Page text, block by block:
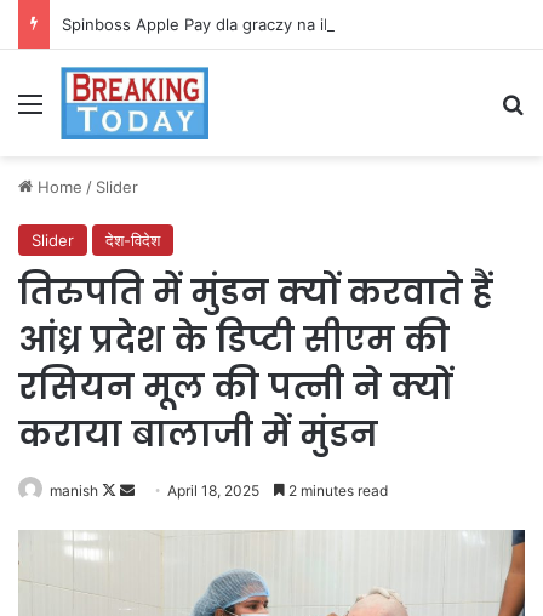
Spinboss Apple Pay dla graczy na iPhone
Menu
Home / Slider
Slider देश-विदेश
तिरुपति में मुंडन क्यों करवाते हैं
आंध्र प्रदेश के डिप्टी सीएम की
रसियन मूल की पत्नी ने क्यों
कराया बालाजी में मुंडन
manish
Follow
SendApril 18, 2025 2 minutes read